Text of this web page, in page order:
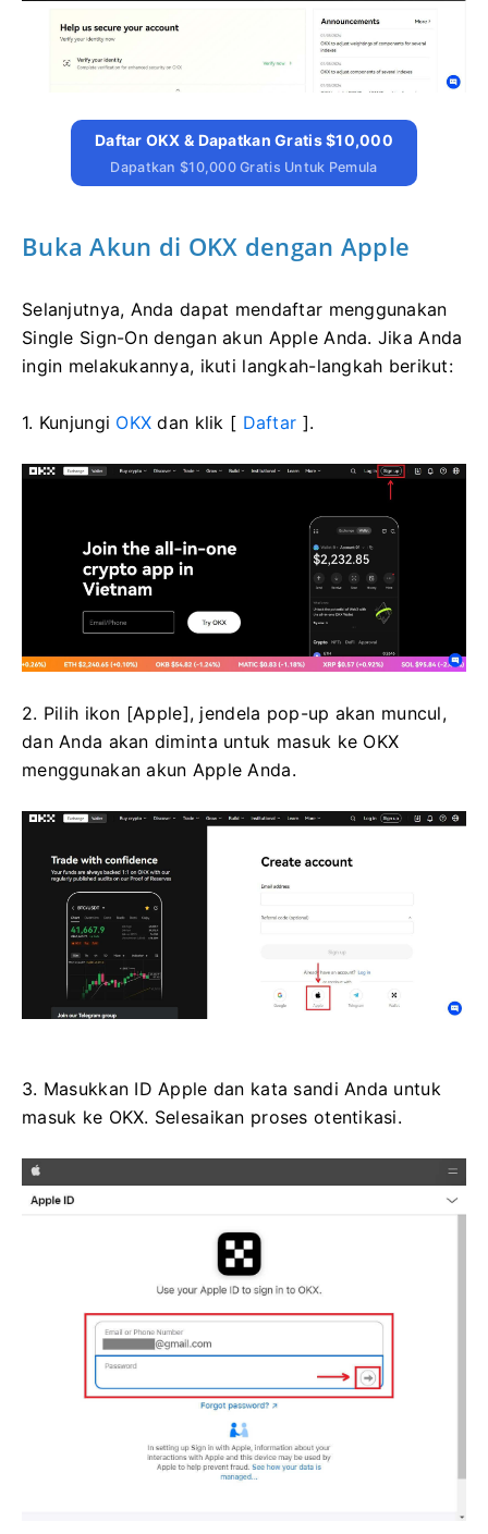
Daftar OKX & Dapatkan Gratis $10,000
Dapatkan $10,000 Gratis Untuk Pemula
Buka Akun di OKX dengan Apple
Selanjutnya, Anda dapat mendaftar menggunakan
Single Sign-On dengan akun Apple Anda. Jika Anda
ingin melakukannya, ikuti langkah-langkah berikut:
1. Kunjungi OKX dan klik [ Daftar ].
2. Pilih ikon [Apple], jendela pop-up akan muncul,
dan Anda akan diminta untuk masuk ke OKX
menggunakan akun Apple Anda.
3. Masukkan ID Apple dan kata sandi Anda untuk
masuk ke OKX. Selesaikan proses otentikasi.